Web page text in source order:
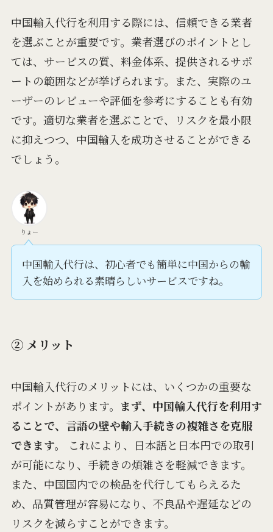
中国輸入代行を利用する際には、信頼できる業者
を選ぶことが重要です。業者選びのポイントとし
ては、サービスの質、料金体系、提供されるサポ
ートの範囲などが挙げられます。また、実際のユ
ーザーのレビューや評価を参考にすることも有効
です。適切な業者を選ぶことで、リスクを最小限
に抑えつつ、中国輸入を成功させることができる
でしょう。
りょー
中国輸入代行は、初心者でも簡単に中国からの輸
入を始められる素晴らしいサービスですね。
② メリット
中国輸入代行のメリットには、いくつかの重要な
ポイントがあります。 まず、中国輸入代行を利用す
ることで、言語の壁や輸入手続きの複雑さを克服
できます。
これにより、日本語と日本円での取引
が可能になり、手続きの煩雑さを軽減できます。
また、中国国内での検品を代行してもらえるた
め、品質管理が容易になり、不良品や遅延などの
リスクを減らすことができます。